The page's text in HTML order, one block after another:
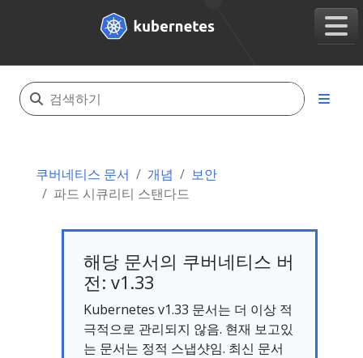
쿠버네티스 문서 개념
보안
파드 시큐리티 스탠다드
해당 문서의 쿠버네티스 버
전: v1.33
Kubernetes v1.33 문서는 더 이상 적
극적으로 관리되지 않음. 현재 보고있
는 문서는 정적 스냅샷임. 최신 문서